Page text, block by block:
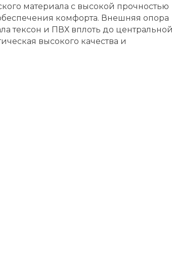
материала с высокой прочностью
комфорта. Внешняя опора
тексон и ПВХ вплоть до центральной
высокого качества и